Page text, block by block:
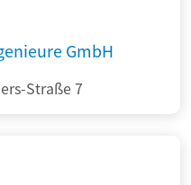
GmbH
Straße 7